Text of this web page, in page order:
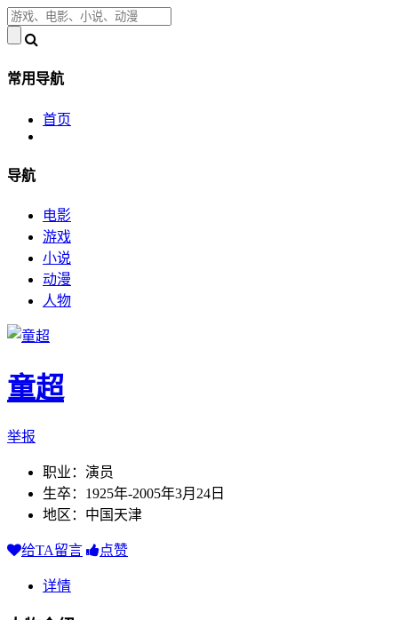
常用导航
首页
导航
电影
游戏
小说
动漫
人物
童超
举报
职业：演员
生卒：1925年-2005年3月24日
地区：中国天津
给TA留言 点赞
详情